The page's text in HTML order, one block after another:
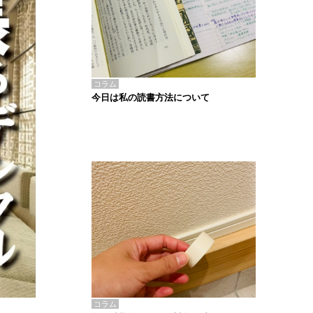
コラム
今日は私の読書方法について
コラム